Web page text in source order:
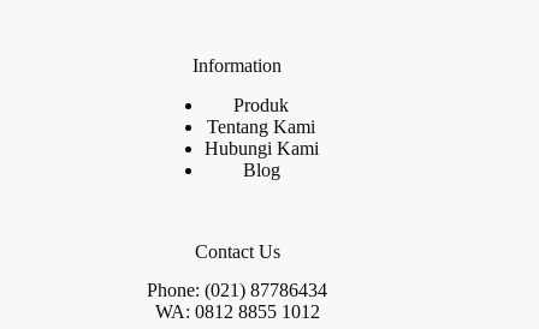
Information
Produk
Tentang Kami
Hubungi Kami
Blog
Contact Us
Phone: (021) 87786434
WA: 0812 8855 1012